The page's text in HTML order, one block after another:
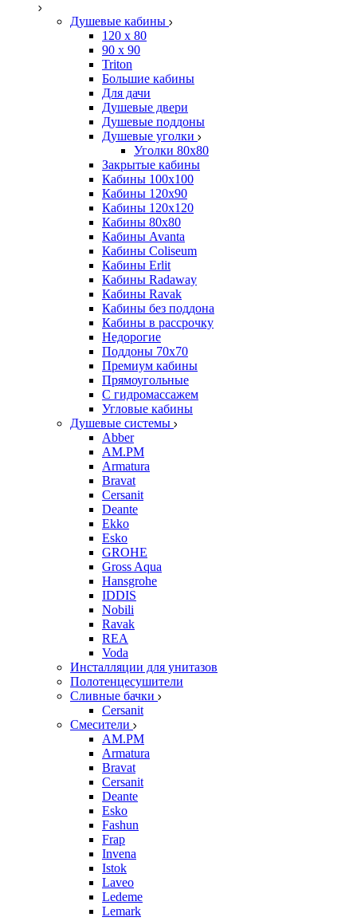
Душевые кабины
120 x 80
90 х 90
Triton
Большие кабины
Для дачи
Душевые двери
Душевые поддоны
Душевые уголки
Уголки 80х80
Закрытые кабины
Кабины 100x100
Кабины 120x90
Кабины 120х120
Кабины 80х80
Кабины Avanta
Кабины Coliseum
Кабины Erlit
Кабины Radaway
Кабины Ravak
Кабины без поддона
Кабины в рассрочку
Недорогие
Поддоны 70x70
Премиум кабины
Прямоугольные
С гидромассажем
Угловые кабины
Душевые системы
Abber
AM.PM
Armatura
Bravat
Cersanit
Deante
Ekko
Esko
GROHE
Gross Aqua
Hansgrohe
IDDIS
Nobili
Ravak
REA
Voda
Инсталляции для унитазов
Полотенцесушители
Сливные бачки
Cersanit
Смесители
AM.PM
Armatura
Bravat
Cersanit
Deante
Esko
Fashun
Frap
Invena
Istok
Laveo
Ledeme
Lemark